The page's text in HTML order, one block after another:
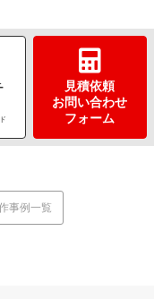
見積依頼
お問い合わせ
フォーム
事例一覧